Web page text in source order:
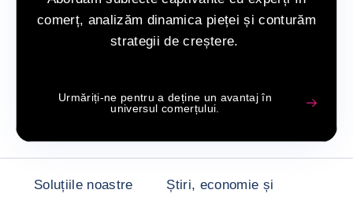
comerț, analizăm dinamica pieței și conturăm
strategii de creștere.
Urmăriți-ne pentru a deține un avantaj în
universul comerțului.
Soluțiile noastre
Știri, economie și